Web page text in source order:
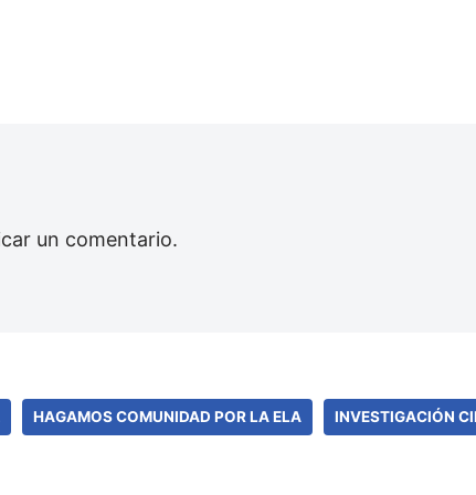
un comentario.
HAGAMOS COMUNIDAD POR LA ELA INVESTIGACIÓN